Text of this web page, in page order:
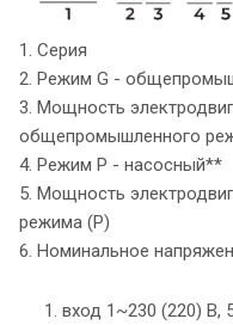
1. Серия
2. Режим G -
3. Мощность
общепромышленного
4. Режим P - насосный**
5. Мощность
режима (P)
6. Номинальное
1. вход 1~230 (220) В,